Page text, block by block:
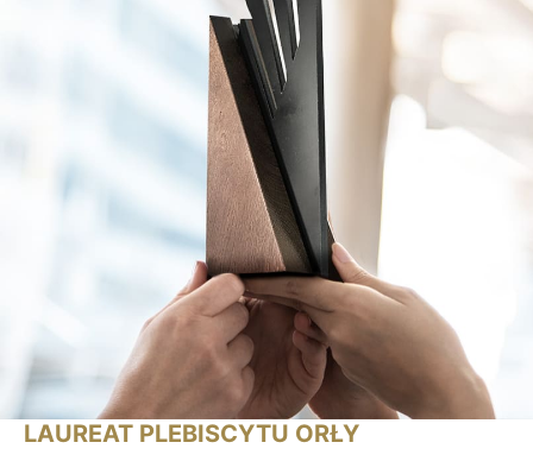
LAUREAT PLEBISCYTU ORŁY